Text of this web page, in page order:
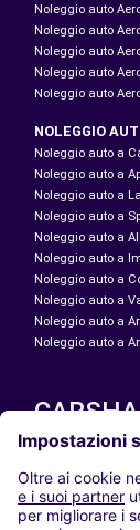
Noleggio auto
Noleggio auto
Noleggio auto
Noleggio auto
Noleggio auto
NOLEGGIO
Noleggio auto a
Noleggio auto a
Noleggio auto a
Noleggio auto a
Noleggio auto a
Noleggio auto a
Noleggio auto a
Noleggio auto a
Noleggio auto a
Noleggio auto a
LE NOSTRE
Paris
Madrid
Washington DC